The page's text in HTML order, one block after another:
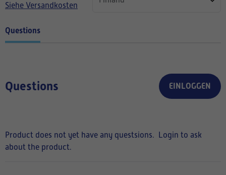
Siehe Versandkosten
Questions
Questions EINLOGGEN
Product does not yet have any questsions.
Login to ask
about the product.